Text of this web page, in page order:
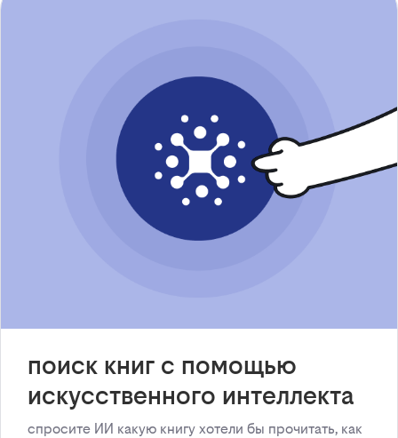
поиск книг с помощью
искусственного интеллекта
спросите ИИ какую книгу хотели бы прочитать, как